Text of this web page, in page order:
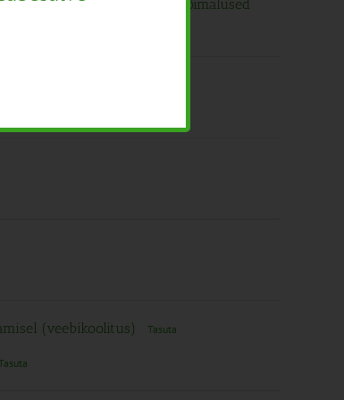
ning ohu minimeerimise võimalused
(veebikoolitus) Tasuta